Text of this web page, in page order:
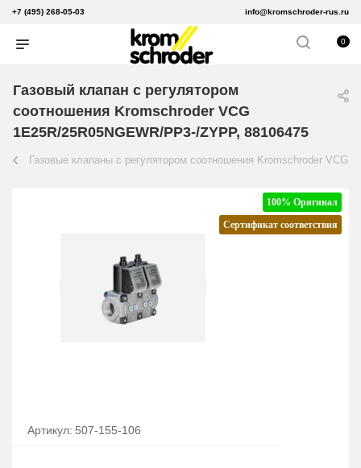
+7 (495) 268-05-03 info@kromschroder-rus.ru
0
Газовый клапан с регулятором
соотношения Kromschroder VCG
1E25R/25R05NGEWR/PP3-/ZYPP, 88106475
Газовые клапаны с регулятором соотношения Kromschroder VCG
100% Оригинал
Сертификат соответствия
Артикул: 507-155-106